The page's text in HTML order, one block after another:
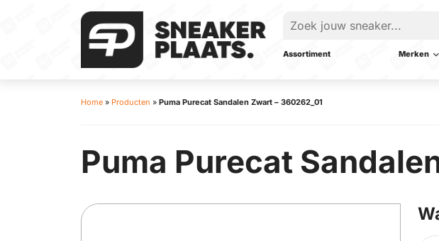
Assortiment Merken
Home » Producten » Puma Purecat Sandalen Zwart – 360262_01
Puma Purecat